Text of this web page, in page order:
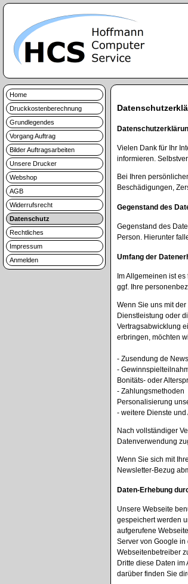
Home
Druckkostenberechnung
Grundlegendes
Vorgang Auftrag
Bilder Auftragsarbeiten
Unsere Drucker
Webshop
AGB
Widerrufsrecht
Datenschutz
Rechtliches
Impressum
Anmelden
Vielen Dank für Ihr
informieren.
Bei Ihren
Beschädigungen,
Gegenstand des
Gegenstand des
Person. Hierunter
Umfang der
Im Allgemeinen ist
ggf. Ihre
Wenn Sie uns mit
Dienstleistung oder
Vertragsabwicklung
erbringen, möchten
- Zusendung de
-
Bonitäts- oder
- Zahlungsmethoden
Personalisierung
- weitere Dienste
Nach vollständiger
Datenverwendung
Wenn Sie sich mit
Newsletter-Bezug
Daten-Erhebung
Unsere Webseite
gespeichert werden
aufgerufene
Server von Google
Webseitenbetreiber
Dritte diese Daten
darüber finden Sie